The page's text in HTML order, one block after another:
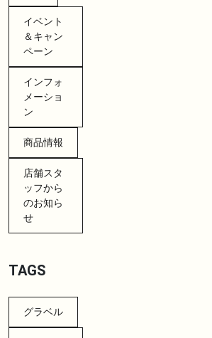
イベント
＆キャン
ペーン
インフォ
メーショ
ン
商品情報
店舗スタ
ッフから
のお知ら
せ
TAGS
グラベル